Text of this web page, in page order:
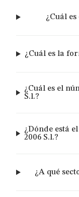
¿Cuál
¿Cuál es la
¿Cuál es el
S.l.?
¿Dónde está
2006 S.l.?
¿A qué